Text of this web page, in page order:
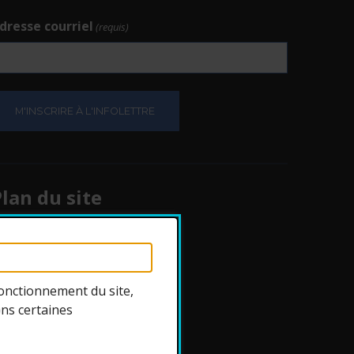
du site,
certaines
courriel (requis)
du site
des